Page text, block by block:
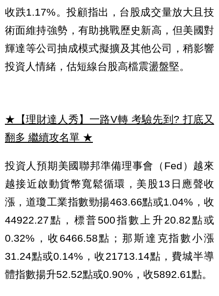
收跌1.17%。投顧指出，台股成交量放大且技
術面維持強勢，有助挑戰歷史新高，但美國對
輝達等公司抽成模式擬擴及其他公司，稍影響
投資人情緒，估短線台股高檔震盪盤堅。
★【理財達人秀】一路V轉 考驗先到? 打底又
翻多 繼續攻名單 ★
投資人預期美國聯邦準備理事會（Fed）越來
越接近啟動貨幣寬鬆循環，美股13日應聲收
漲，道瓊工業指數勁揚463.66點或1.04%，收
44922.27點，標普500指數上升20.82點或
0.32%，收6466.58點；那斯達克指數小漲
31.24點或0.14%，收21713.14點，費城半導
體指數揚升52.52點或0.90%，收5892.61點。